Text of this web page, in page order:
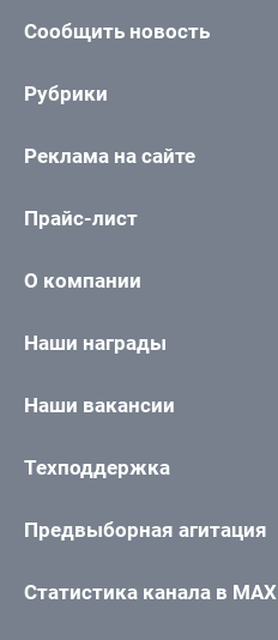
Сообщить новость
Рубрики
Реклама на сайте
Прайс-лист
О компании
Наши награды
Наши вакансии
Техподдержка
Предвыборная агитация
Статистика канала в MAX